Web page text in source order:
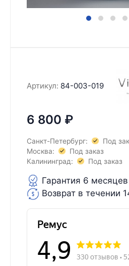
Артикул: 84-003-019
6 800 ₽
Санкт-Петербург:
Под
Москва:
Под заказ
Калининград:
Под заказ
Гарантия 6 месяцев
Возврат в течении